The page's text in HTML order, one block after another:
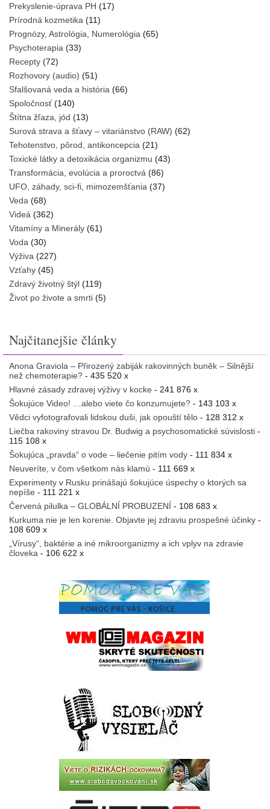
Prekyslenie-úprava PH (17)
Prírodná kozmetika (11)
Prognózy, Astrológia, Numerológia (65)
Psychoterapia (33)
Recepty (72)
Rozhovory (audio) (51)
Sfalšovaná veda a história (66)
Spoločnosť(140)
Štítna žľaza, jód (13)
Surová strava a šťavy – vitariánstvo (RAW) (62)
Tehotenstvo, pôrod, antikoncepcia (21)
Toxické látky a detoxikácia organizmu (43)
Transformácia, evolúcia a proroctvá (86)
UFO, záhady, sci-fi, mimozemšťania (37)
Veda (68)
Videá (362)
Vitamíny a Minerály (61)
Voda (30)
Výživa (227)
Vzťahy (45)
Zdravý životný štýl (119)
Život po živote a smrti (5)
Najčitanejšie články
Anona Graviola – Přirozený zabiják rakovinných buněk – Silnější
než chemoterapie? - 435 520 x
Hlavné zásady zdravej výživy v kocke - 241 876 x
Šokujúce Video! …alebo viete čo konzumujete? - 143 103 x
Vědci vyfotografovali lidskou duši, jak opouští tělo - 128 312 x
Liečba rakoviny stravou Dr. Budwig a psychosomatické súvislosti -
115 108 x
Šokujúca „pravda“ o vode – liečenie pitím vody - 111 834 x
Neuveríte, v čom všetkom nás klamú - 111 669 x
Experimenty v Rusku prinášajú šokujúce úspechy o ktorých sa
nepíše - 111 221 x
Červená pilulka – GLOBÁLNÍ PROBUZENÍ - 108 683 x
Kurkuma nie je len korenie. Objavte jej zdraviu prospešné účinky -
108 609 x
„Vírusy“, baktérie a iné mikroorganizmy a ich vplyv na zdravie
človeka - 106 622 x